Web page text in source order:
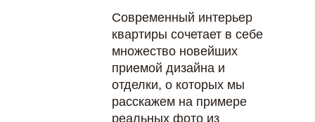
Современный интерьер
квартиры сочетает в себе
множество новейших
приемой дизайна и
отделки, о которых мы
расскажем на примере
реальных фото из